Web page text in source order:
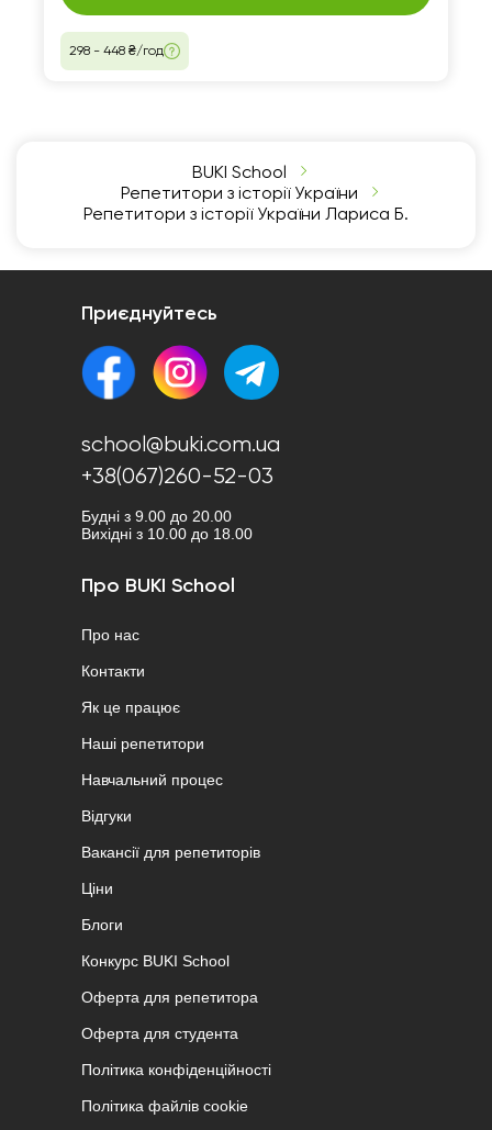
298 - 448 ₴/год
BUKI School
Репетитори з історії України
Репетитори з історії України Лариса Б.
Приєднуйтесь
school@buki.com.ua
+38(067)260-52-03
Будні з 9.00 до 20.00
Вихідні з 10.00 до 18.00
Про BUKI School
Про нас
Контакти
Як це працює
Наші репетитори
Навчальний процес
Відгуки
Вакансії для репетиторів
Ціни
Блоги
Конкурс BUKI School
Оферта для репетитора
Оферта для студента
Політика конфіденційності
Політика файлів cookie